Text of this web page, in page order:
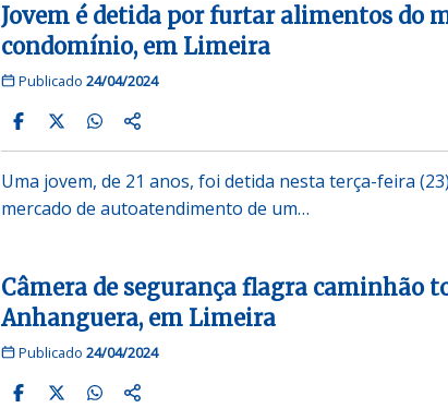
Jovem é detida por furtar alimentos do
condomínio, em Limeira
Publicado 24/04/2024
Uma jovem, de 21 anos, foi detida nesta terça-feira
mercado de autoatendimento de um…
Câmera de segurança flagra caminhão
Anhanguera, em Limeira
Publicado 24/04/2024